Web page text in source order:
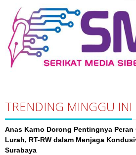
TRENDING MINGGU INI
Anas Karno Dorong Pentingnya Peran
Lurah, RT-RW dalam Menjaga
Surabaya